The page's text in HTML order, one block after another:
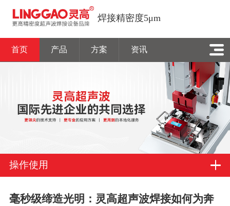
焊接精密度5μm
首页 产品 方案 资讯
操作使用
毫秒级缔造光明：灵高超声波焊接如何为奔